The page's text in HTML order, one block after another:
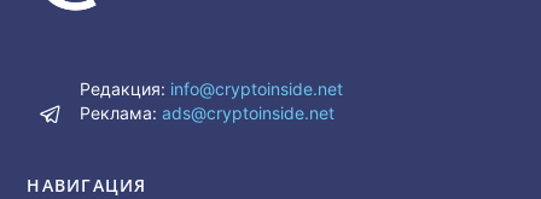
Редакция: info@cryptoinside.net
Реклама:ads@cryptoinside.net
НАВИГАЦИЯ